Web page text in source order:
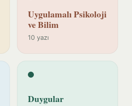
Uygulamalı Psikoloji
ve Bilim
10 yazı
Duygular